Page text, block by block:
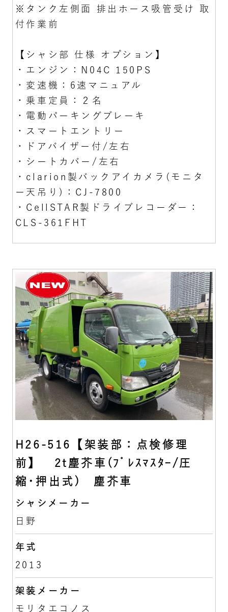
※タンク左側面 排出ホース吸管受け 取
付作業前
【シャシ部 仕様 オプション】
・エンジン：N04C 150PS
・変速機：6速マニュアル
・乗車定員：２名
・電動パーキングブレーキ
・スマートエントリー
・ドアバイザー付/左右
・シートカバー/左右
・clarion製バックアイカメラ(モニタ
ー天吊り)：CJ-7800
・CellSTAR製ドライブレコーダー：
CLS-361FHT
H26-516【架装部：点検修理
前】 2t塵芥車(ﾌﾟﾚｽﾏｽﾀｰ/圧
縮･押出式) 塵芥車
シャシメーカー
日野
年式
2013
架装メーカー
モリタエコノス